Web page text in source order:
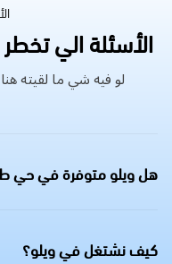
الأسئلة الي
لو فيه شي ما لقيته
هل ويلو متوفرة في حي
كيف نشتغل في ويلو؟